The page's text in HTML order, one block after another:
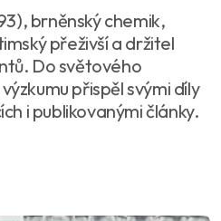
brněnský chemik,
přeživší a držitel
Do světového
přispěl svými díly
i publikovanými články.